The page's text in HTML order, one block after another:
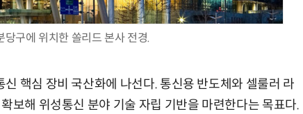
당구에 위치한 쏠리드 본사 전경.
핵심 장비 국산화에 나선다. 통신용 반도체와 셀룰러 라
보해 위성통신 분야 기술 자립 기반을 마련한다는 목표다.
AI Native Enterprise를 지원하는 AI Ready Data 플랫폼 활용 전략